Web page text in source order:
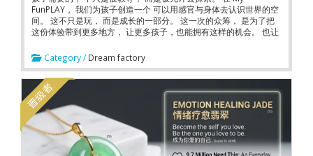
FunPLAY， 我们为孩子创造一个 可以用感官与身体去认识世界的空
间。 这不只是玩， 而是成长的一部分。 这一次的众筹， 是为了把
这份体验带到更多地方， 让更多孩子，也能拥有这样的机会。 也让
Category / Dream factory